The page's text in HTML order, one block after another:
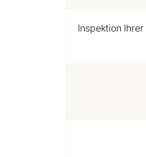
Inspektion